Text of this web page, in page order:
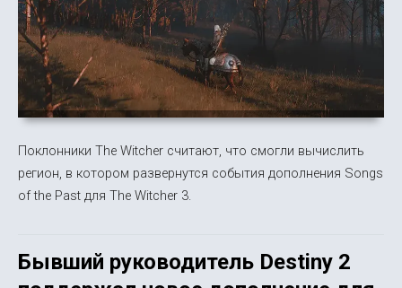
Поклонники The Witcher считают, что смогли вычислить
регион, в котором развернутся события дополнения Songs
of the Past для The Witcher 3.
Бывший руководитель Destiny 2